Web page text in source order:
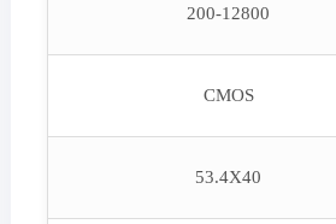
200-12800
CMOS
53.4X40